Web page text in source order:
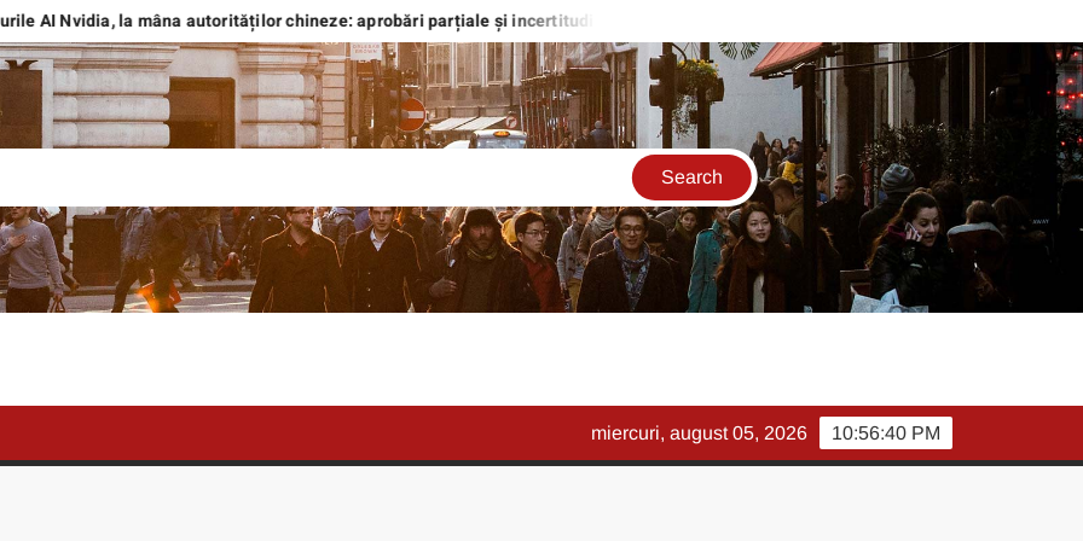
la mâna autorităților chineze: aprobări parțiale și incertitudine pentru giganții tech
10:56:42 PM
miercuri, august 05, 2026